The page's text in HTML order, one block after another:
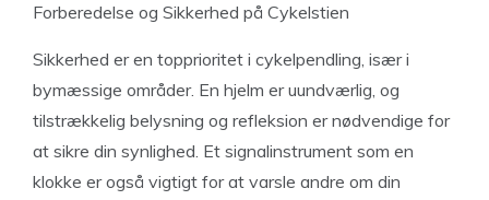
Forberedelse og Sikkerhed på Cykelstien
Sikkerhed er en topprioritet i cykelpendling, især i
bymæssige områder. En hjelm er uundværlig, og
tilstrækkelig belysning og refleksion er nødvendige for
at sikre din synlighed. Et signalinstrument som en
klokke er også vigtigt for at varsle andre om din